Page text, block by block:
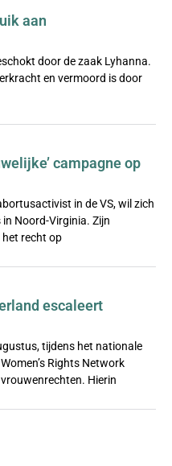
aan
door de zaak Lyhanna.
en vermoord is door
campagne op
in de VS, wil zich
Noord-Virginia. Zijn
het recht op
escaleert
tijdens het nationale
Rights Network
Hierin